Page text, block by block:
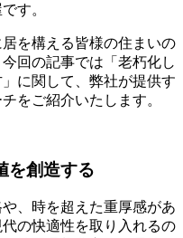
す。
を構える皆様の住まいの
回の記事では「老朽化し
に関して、弊社が提供す
をご紹介いたします。
を創造する
、時を超えた重厚感があ
の快適性を取り入れるの